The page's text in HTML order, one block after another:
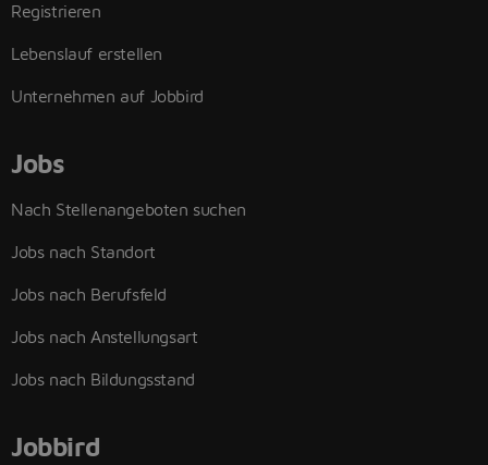
Registrieren
Lebenslauf erstellen
Unternehmen auf Jobbird
Jobs
Nach Stellenangeboten suchen
Jobs nach Standort
Jobs nach Berufsfeld
Jobs nach Anstellungsart
Jobs nach Bildungsstand
Jobbird